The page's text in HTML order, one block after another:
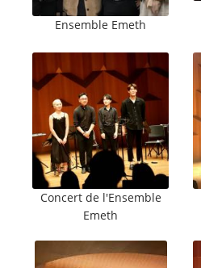
Ensemble Emeth
Concert de l'Ensemble
Emeth